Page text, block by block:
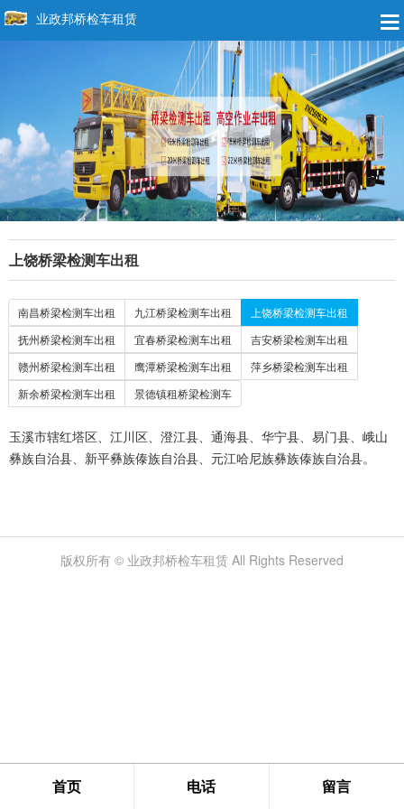
业政邦桥检车租赁
上饶桥梁检测车出租
南昌桥梁检测车出租 九江桥梁检测车出租
上饶桥梁检测车出租
抚州桥梁检测车出租
宜春桥梁检测车出租
吉安桥梁检测车出租
赣州桥梁检测车出租
鹰潭桥梁检测车出租
萍乡桥梁检测车出租
新余桥梁检测车出租
景德镇租桥梁检测车
玉溪市辖红塔区、江川区、澄江县、通海县、华宁县、易门县、峨山
彝族自治县、新平彝族傣族自治县、元江哈尼族彝族傣族自治县。
版权所有 © 业政邦桥检车租赁 All Rights Reserved
首页 电话 留言